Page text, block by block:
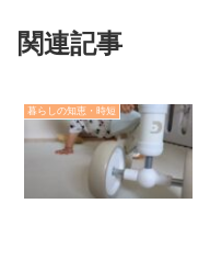
関連記事
暮らしの知恵・時短